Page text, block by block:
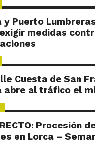
y Puerto
medidas
Cuesta de San
abre al tráfico el
Procesión
en Lorca –